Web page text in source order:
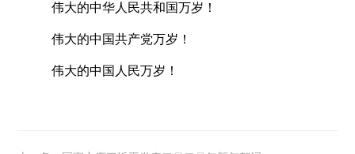
伟大的中华人民共和国万岁！
伟大的中国共产党万岁！
伟大的中国人民万岁！